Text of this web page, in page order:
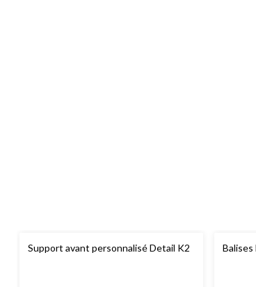
Support avant personnalisé Detail K2 Balises